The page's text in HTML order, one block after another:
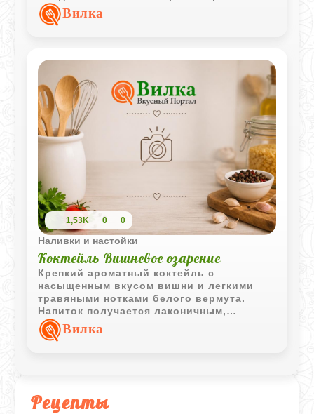
Рецепты
сочетается с легкой кислинкой
лимонного сока и свежей клубникой.
Вилка
1,53K 0 0
Наливки и настойки
Коктейль Вишневое озарение
Крепкий ароматный коктейль с
насыщенным вкусом вишни и легкими
травяными нотками белого вермута.
Напиток получается лаконичным,
элегантным и хорошо подходит для
спокойной вечерней подачи.
Вилка